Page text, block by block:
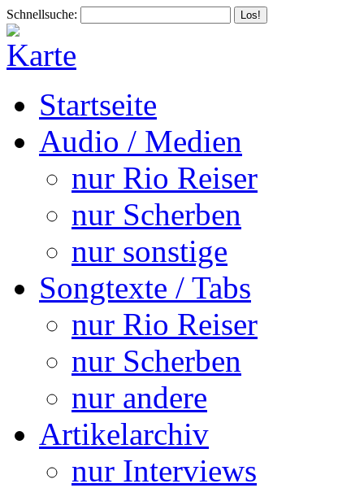
Schnellsuche:
Startseite
Audio / Medien
nur Rio Reiser
nur Scherben
nur sonstige
Songtexte / Tabs
nur Rio Reiser
nur Scherben
nur andere
Artikelarchiv
nur Interviews